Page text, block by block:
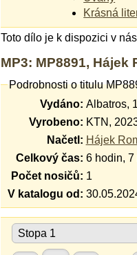
Krásná
Toto dílo je k dispozici v
MP3: MP8891, Hájek
Podrobnosti o titulu
Vydáno: Albatros,
Vyrobeno: KTN,
Načetl: Hájek
Celkový čas: 6 hodin, 7
Počet nosičů: 1
V katalogu od:
Stopa 1